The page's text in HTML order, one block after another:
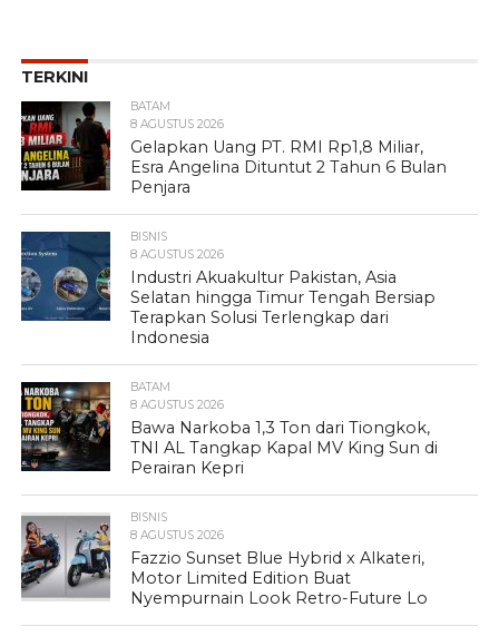
TERKINI
BATAM
8 AGUSTUS 2026
Gelapkan Uang PT. RMI Rp1,8 Miliar,
Esra Angelina Dituntut 2 Tahun 6 Bulan
Penjara
BISNIS
8 AGUSTUS 2026
Industri Akuakultur Pakistan, Asia
Selatan hingga Timur Tengah Bersiap
Terapkan Solusi Terlengkap dari
Indonesia
BATAM
8 AGUSTUS 2026
Bawa Narkoba 1,3 Ton dari Tiongkok,
TNI AL Tangkap Kapal MV King Sun di
Perairan Kepri
BISNIS
8 AGUSTUS 2026
Fazzio Sunset Blue Hybrid x Alkateri,
Motor Limited Edition Buat
Nyempurnain Look Retro-Future Lo